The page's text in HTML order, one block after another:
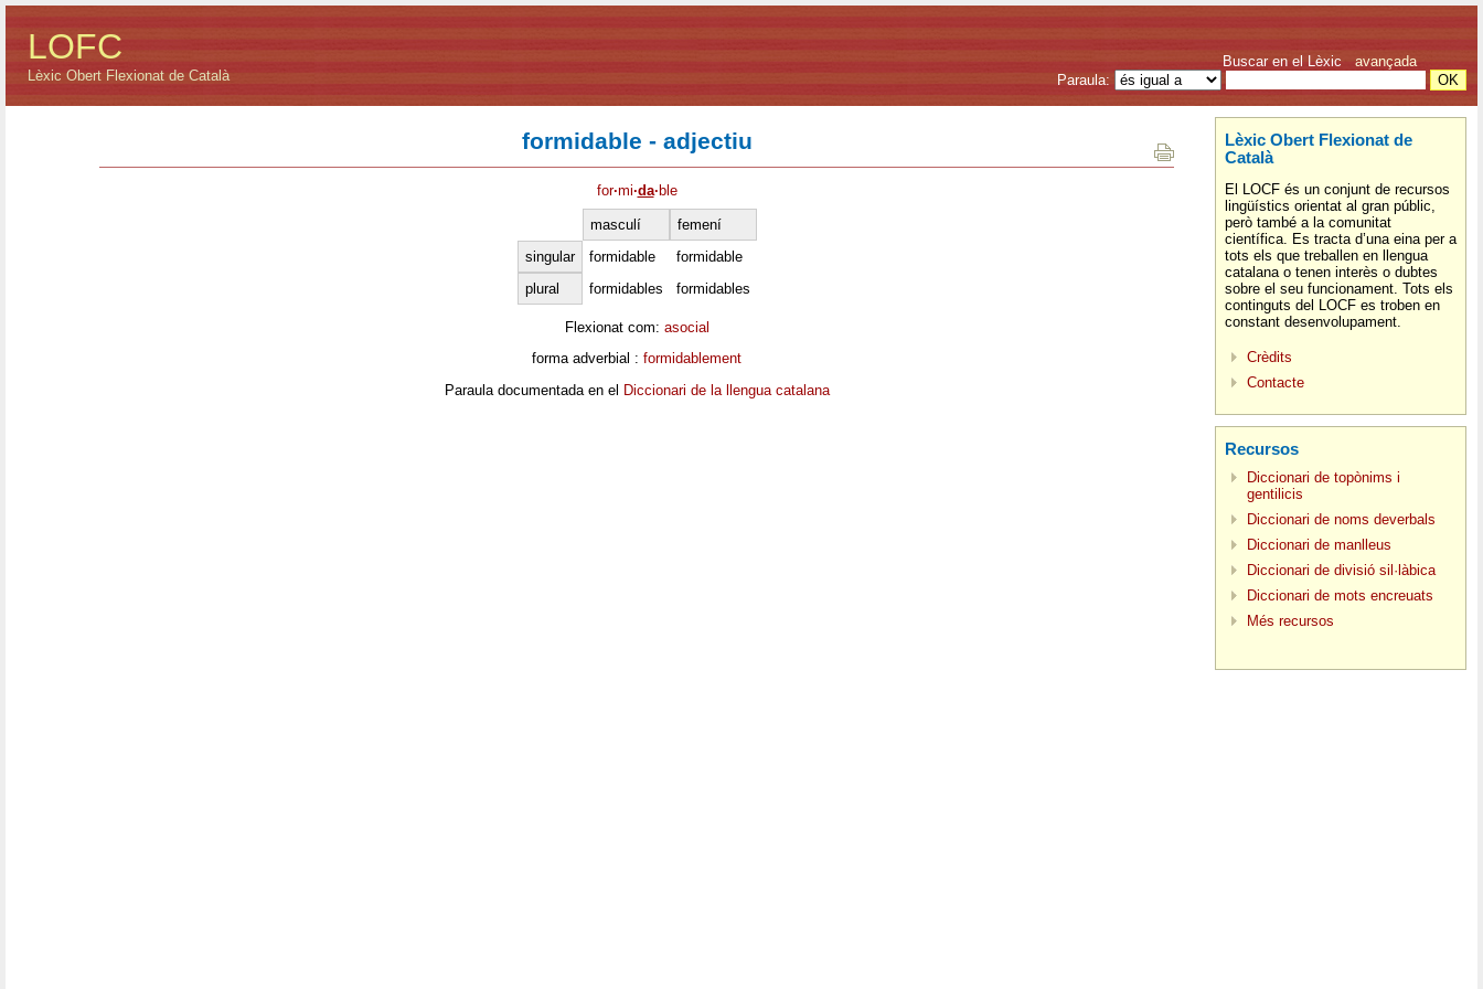
LOFC
Lèxic Obert Flexionat de Català
Buscar en el Lèxic avançada
Paraula:
formidable - adjectiu
for·mi·da· ble
masculí
femení
singular
formidable
formidable
plural
formidables formidables
Flexionat com: asocial
forma adverbial : formidablement
Paraula documentada en el Diccionari de la llengua catalana
Lèxic Obert Flexionat de
Català
El LOCF és un conjunt de recursos
lingüístics orientat al gran públic,
però també a la comunitat
científica. Es tracta d’una eina per a
tots els que treballen en llengua
catalana o tenen interès o dubtes
sobre el seu funcionament. Tots els
continguts del LOCF es troben en
constant desenvolupament.
Crèdits
Contacte
Recursos
Diccionari de topònims i
gentilicis
Diccionari de noms deverbals
Diccionari de manlleus
Diccionari de divisió sil·làbica
Diccionari de mots encreuats
Més recursos